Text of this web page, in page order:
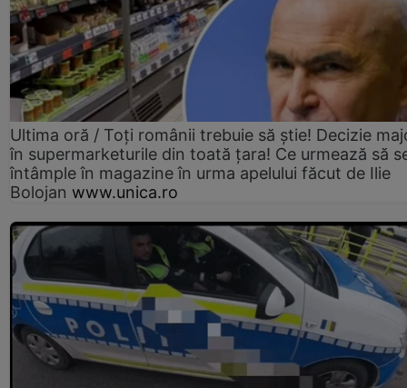
Ultima oră / Toți românii trebuie să știe! Decizie
în supermarketurile din toată țara! Ce urmează să
întâmple în magazine în urma apelului făcut de Ilie
Bolojan www.unica.ro